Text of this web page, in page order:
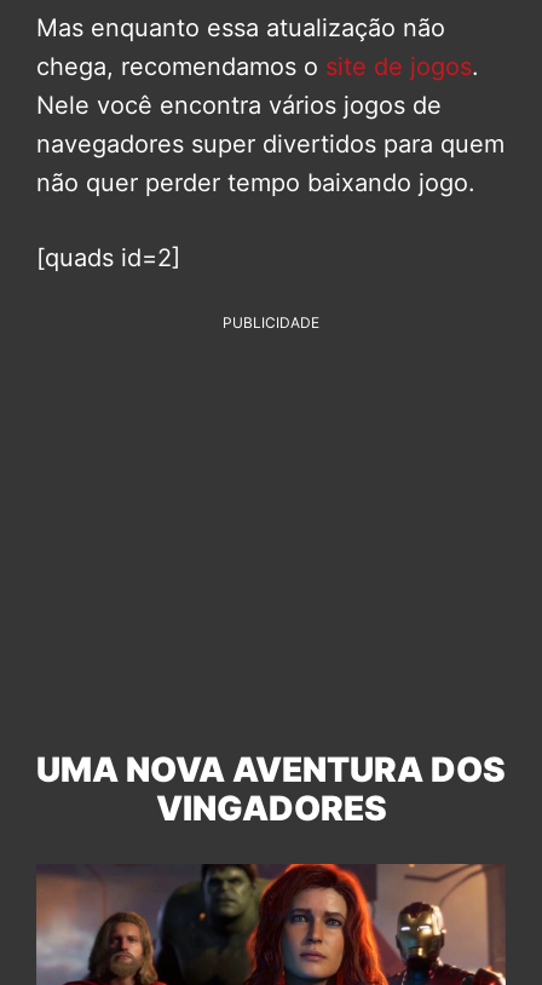
Mas enquanto essa atualização não
chega, recomendamos o site de jogos.
Nele você encontra vários jogos de
navegadores super divertidos para quem
não quer perder tempo baixando jogo.
[quads id=2]
PUBLICIDADE
UMA NOVA AVENTURA DOS
VINGADORES